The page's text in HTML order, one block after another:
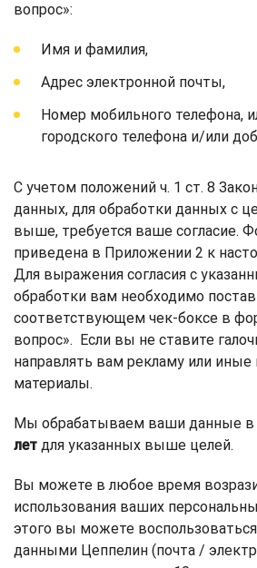
вопрос»:
Имя и фамилия,
Адрес электронной почты,
Номер мобильного телефона,
городского телефона и/или
С учетом положений ч. 1 ст. 8
данных, для обработки данных с
выше, требуется ваше согласие.
приведена в Приложении 2 к
Для выражения согласия с
обработки вам необходимо
соответствующем чек-боксе в
вопрос». Если вы не ставите
направлять вам рекламу или
материалы.
Мы обрабатываем ваши данные в
лет для указанных выше целей.
Вы можете в любое время
использования ваших
этого вы можете
данными Цеппелин (почта /